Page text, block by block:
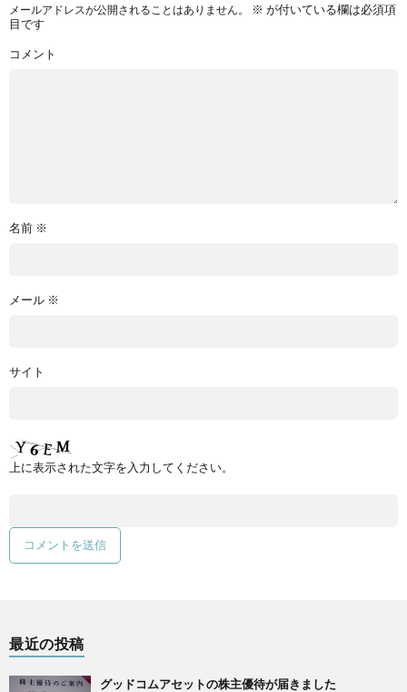
メールアドレスが公開されることはありません。 ※ が付いている欄は必須項
目です
コメント
名前 ※
メール ※
サイト
上に表示された文字を入力してください。
最近の投稿
グッドコムアセットの株主優待が届きました